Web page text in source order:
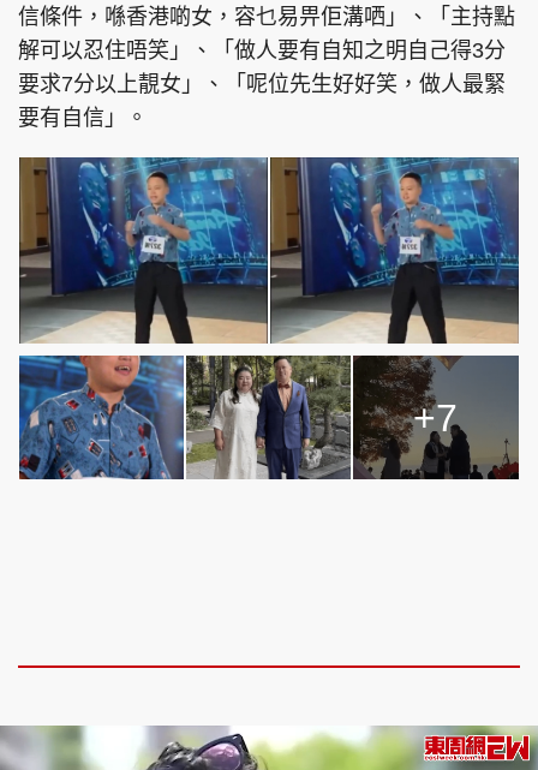
信條件，喺香港啲女，容乜易畀佢溝哂」、「主持點
解可以忍住唔笑」、「做人要有自知之明自己得3分
要求7分以上靚女」、「呢位先生好好笑，做人最緊
要有自信」。
+7